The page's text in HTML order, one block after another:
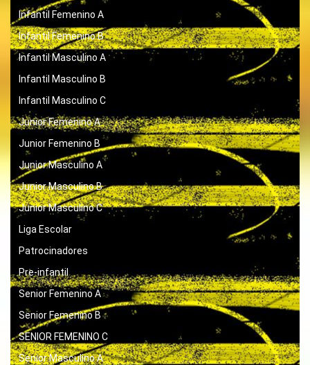
Infantil Femenino A
Infantil Femenino B
Infantil Masculino A
Infantil Masculino B
Infantil Masculino C
Junior Femenino A
Junior Femenino B
Junior Masculino A
Junior Masculino B
Junior Masculino C
Liga Escolar
Patrocinadores
Pre-infantil
Senior Femenino A
Senior Femenino B
SENIOR FEMENINO C
Senior Masculino A